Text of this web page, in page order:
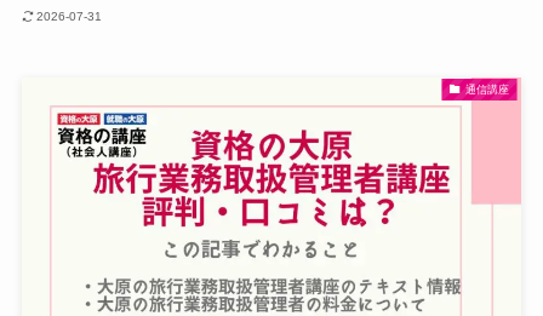
2026-07-31
通信講座